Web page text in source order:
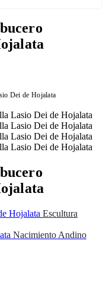
Dei de Hojalata
Escultura
Nacimiento Andino